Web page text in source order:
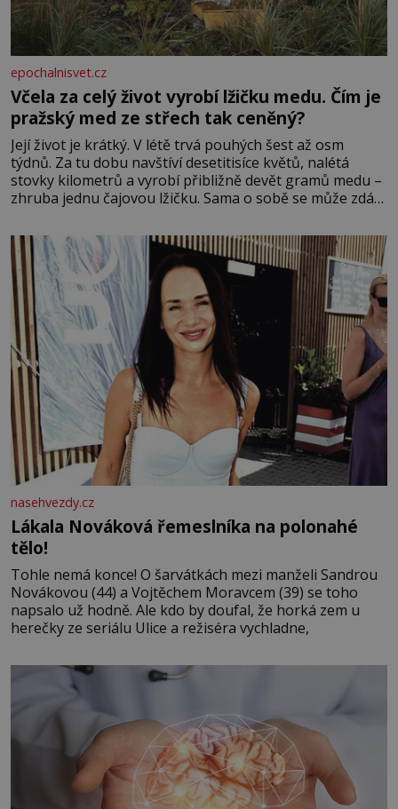
epochalnisvet.cz
Včela za celý život vyrobí lžičku medu. Čím je
pražský med ze střech tak ceněný?
Její život je krátký. V létě trvá pouhých šest až osm
týdnů. Za tu dobu navštíví desetitisíce květů, nalétá
stovky kilometrů a vyrobí přibližně devět gramů medu –
zhruba jednu čajovou lžičku. Sama o sobě se může zdát
tisíc příslušnic svého včelstva, vznikne jeden z
nejdokonalejších organismů
nasehvezdy.cz
Lákala Nováková řemeslníka na polonahé
tělo!
Tohle nemá konce! O šarvátkách mezi manželi Sandrou
Novákovou (44) a Vojtěchem Moravcem (39) se toho
napsalo už hodně. Ale kdo by doufal, že horká zem u
herečky ze seriálu Ulice a režiséra vychladne,